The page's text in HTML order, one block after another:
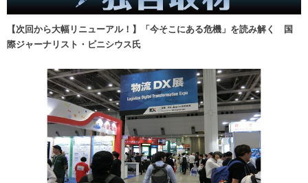
【次回から大幅リニューアル！】「今そこにある危機」を読み解く 国
際ジャーナリスト・ビニシウス氏